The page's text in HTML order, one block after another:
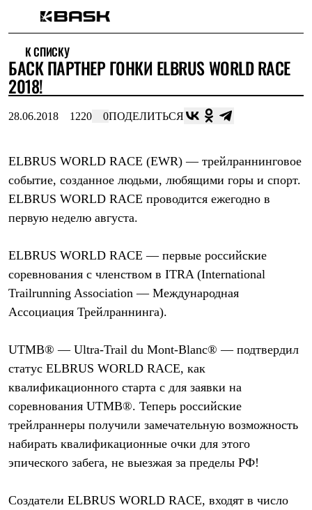
Интернет-магазин
Мужская одежда
Утепленная пухом
Куртки
Жилеты
Куртки
Штормовая одежда
Куртки
Софтшелл одежда
Брюки
Куртки
Брюки
Термобелье
Среднее термобелье
Легкое термобелье
Лёгкая одежда
Футболки
Рубашки
Толстовки
Брюки
Шорты
Женская одежда
Утепленная пухом
Жилеты
К СПИСКУ
БАСК ПАРТНЕР ГОНКИ ELBRUS WORLD RACE
2018!
28.06.2018 1220 0ПОДЕЛИТЬСЯ
ELBRUS WORLD RACE (EWR) — трейлраннинговое
событие, созданное людьми, любящими горы и спорт.
ELBRUS WORLD RACE проводится ежегодно в
первую неделю августа.
ELBRUS WORLD RACE — первые российские
соревнования с членством в ITRA (International
Trailrunning Association — Международная
Ассоциация Трейлраннинга).
UTMB® — Ultra-Trail du Mont-Blanc® — подтвердил
статус ELBRUS WORLD RACE, как
квалификационного старта c для заявки на
соревнования UTMB®. Теперь российские
трейлраннеры получили замечательную возможность
набирать квалификационные очки для этого
эпического забега, не выезжая за пределы РФ!
Создатели ELBRUS WORLD RACE, входят в число